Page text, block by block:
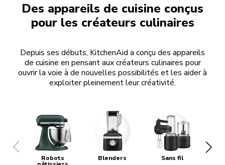
Des appareils de cuisine conçus
pour les créateurs culinaires
Depuis ses débuts, KitchenAid a conçu des appareils
de cuisine en pensant aux créateurs culinaires pour
ouvrir la voie à de nouvelles possibilités et les aider à
exploiter pleinement leur créativité.
Robots Blenders Sans fil